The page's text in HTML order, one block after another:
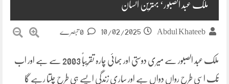
ملک عبد الصبور‘ بہترین انسان
Abdul Khateeb
10/02/2025
ملک عبد الصبور سے میری دوستی اور بھائی چارہ تقریباً 2003 سے ہے اور اب
تک اسی طرح رواں دواں ہے اور ساری زندگی ایسے ہی طرح چلتا رہے گا